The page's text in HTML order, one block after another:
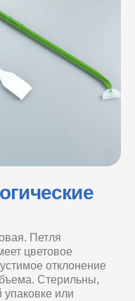
Петля
цветовое
отклонение
Стерильны,
или